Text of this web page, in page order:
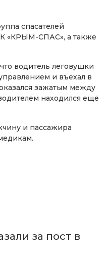
спасателей
«КРЫМ-СПАС», а также
водитель леговушки
и въехал в
зажатым между
находился ещё
и пассажира
за пост в